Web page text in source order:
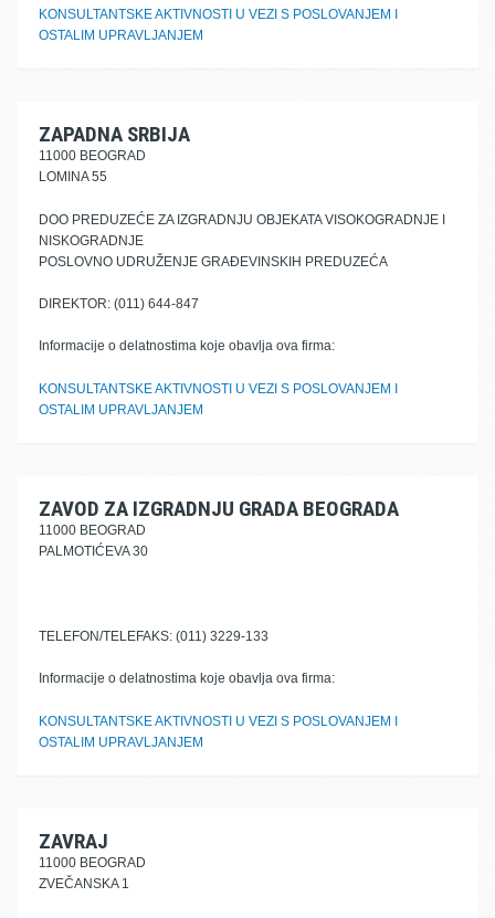
KONSULTANTSKE AKTIVNOSTI U VEZI S POSLOVANJEM I
OSTALIM UPRAVLJANJEM
ZAPADNA SRBIJA
11000 BEOGRAD
LOMINA 55
DOO PREDUZEĆE ZA IZGRADNJU OBJEKATA VISOKOGRADNJE I
NISKOGRADNJE
POSLOVNO UDRUŽENJE GRAĐEVINSKIH PREDUZEĆA
DIREKTOR: (011) 644-847
Informacije o delatnostima koje obavlja ova firma:
KONSULTANTSKE AKTIVNOSTI U VEZI S POSLOVANJEM I
OSTALIM UPRAVLJANJEM
ZAVOD ZA IZGRADNJU GRADA BEOGRADA
11000 BEOGRAD
PALMOTIĆEVA 30
TELEFON/TELEFAKS: (011) 3229-133
Informacije o delatnostima koje obavlja ova firma:
KONSULTANTSKE AKTIVNOSTI U VEZI S POSLOVANJEM I
OSTALIM UPRAVLJANJEM
ZAVRAJ
11000 BEOGRAD
ZVEČANSKA 1